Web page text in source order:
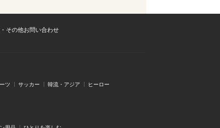
その他お問い合わせ
ツ サッカー 韓流・アジア ヒーロー